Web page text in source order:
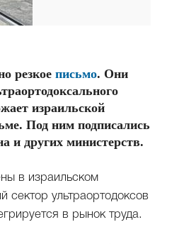
резкое письмо. Они
израильской
Под ним подписались
и других министерств.
в израильском
ультраортодоксов
в рынок труда.